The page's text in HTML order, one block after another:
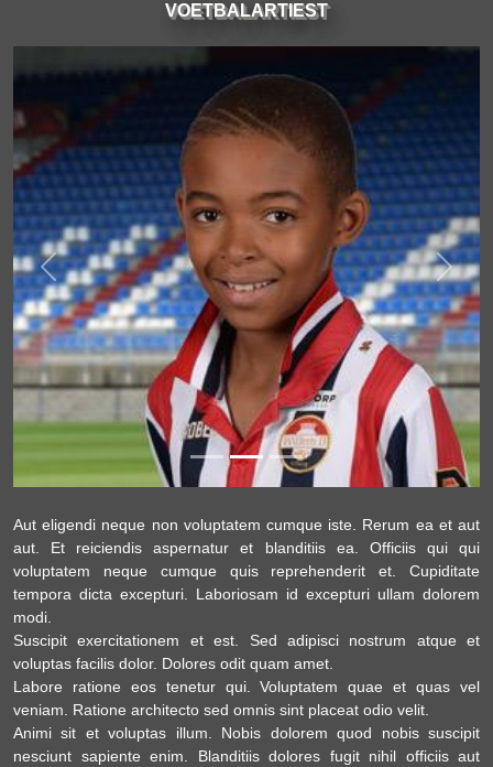
VOETBALARTIEST
Previous Next
Aut eligendi neque non voluptatem cumque iste. Rerum ea et aut
aut. Et reiciendis aspernatur et blanditiis ea. Officiis qui qui
voluptatem neque cumque quis reprehenderit et. Cupiditate
tempora dicta excepturi. Laboriosam id excepturi ullam dolorem
modi.
Suscipit exercitationem et est. Sed adipisci nostrum atque et
voluptas facilis dolor. Dolores odit quam amet.
Labore ratione eos tenetur qui. Voluptatem quae et quas vel
veniam. Ratione architecto sed omnis sint placeat odio velit.
Animi sit et voluptas illum. Nobis dolorem quod nobis suscipit
nesciunt sapiente enim. Blanditiis dolores fugit nihil officiis aut